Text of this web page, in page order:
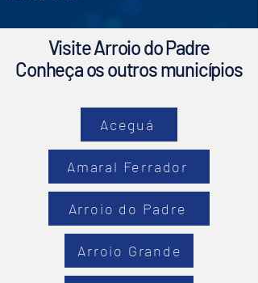
Visite Arroio do Padre
Conheça os outros municípios
Aceguá
Amaral Ferrador
Arroio do Padre
Arroio Grande